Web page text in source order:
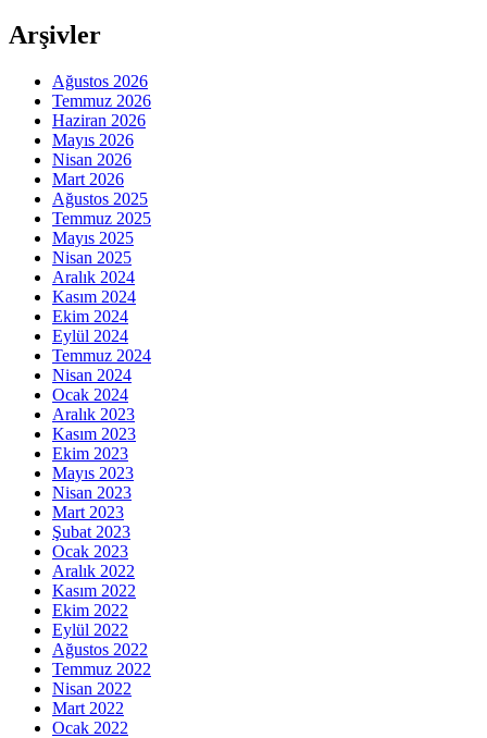
Arşivler
Ağustos 2026
Temmuz 2026
Haziran 2026
Mayıs 2026
Nisan 2026
Mart 2026
Ağustos 2025
Temmuz 2025
Mayıs 2025
Nisan 2025
Aralık 2024
Kasım 2024
Ekim 2024
Eylül 2024
Temmuz 2024
Nisan 2024
Ocak 2024
Aralık 2023
Kasım 2023
Ekim 2023
Mayıs 2023
Nisan 2023
Mart 2023
Şubat 2023
Ocak 2023
Aralık 2022
Kasım 2022
Ekim 2022
Eylül 2022
Ağustos 2022
Temmuz 2022
Nisan 2022
Mart 2022
Ocak 2022